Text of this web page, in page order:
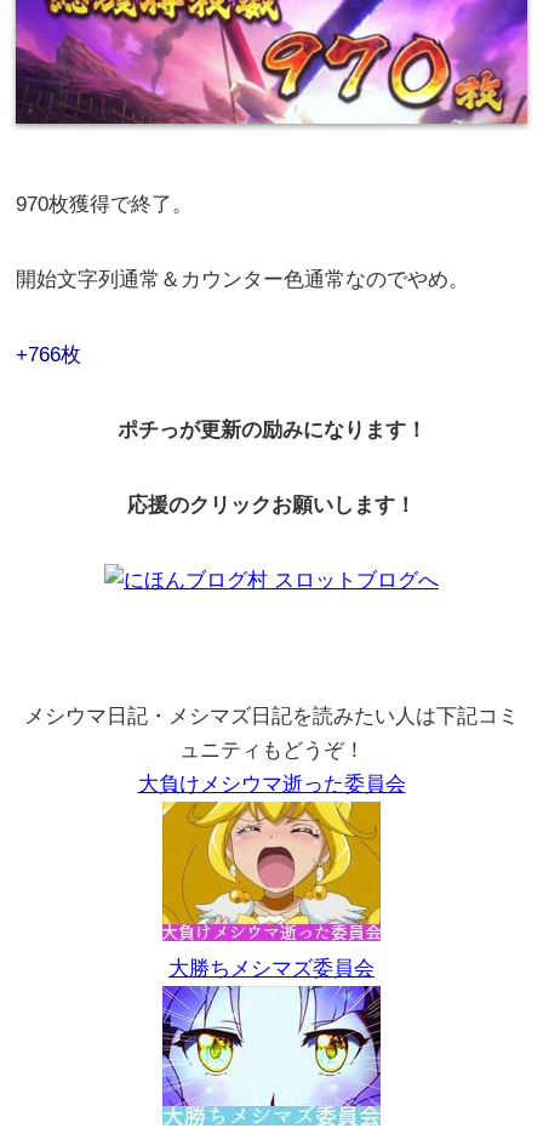
970枚獲得で終了。
開始文字列通常＆カウンター色通常なのでやめ。
+766枚
ポチっが更新の励みになります！
応援のクリックお願いします！
メシウマ日記・メシマズ日記を読みたい人は下記コミ
ュニティもどうぞ！
大負けメシウマ逝った委員会
大勝ちメシマズ委員会